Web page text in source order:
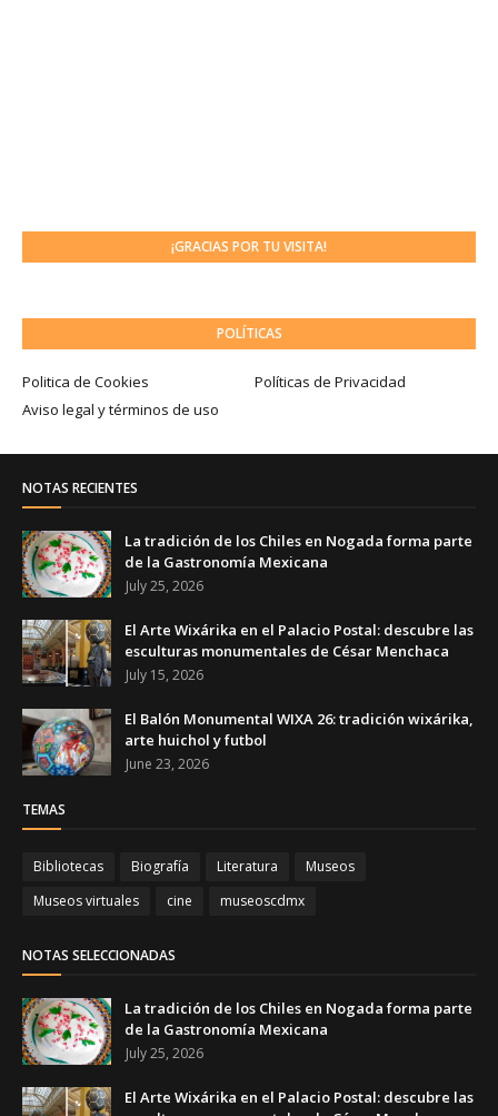
¡GRACIAS POR TU VISITA!
POLÍTICAS
Politica de Cookies
Políticas de Privacidad
Aviso legal y términos de uso
NOTAS RECIENTES
La tradición de los Chiles en Nogada forma parte
de la Gastronomía Mexicana
July 25, 2026
El Arte Wixárika en el Palacio Postal: descubre las
esculturas monumentales de César Menchaca
July 15, 2026
El Balón Monumental WIXA 26: tradición wixárika,
arte huichol y futbol
June 23, 2026
TEMAS
Bibliotecas Biografía Literatura
Museos
Museos virtuales
cine museoscdmx
NOTAS SELECCIONADAS
La tradición de los Chiles en Nogada forma parte
de la Gastronomía Mexicana
July 25, 2026
El Arte Wixárika en el Palacio Postal: descubre las